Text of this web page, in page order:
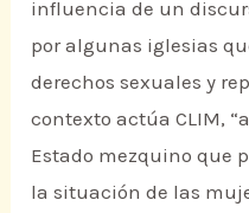
influencia de un
por algunas iglesias
derechos sexuales y
contexto actúa CLIM,
Estado mezquino que
la situación de las